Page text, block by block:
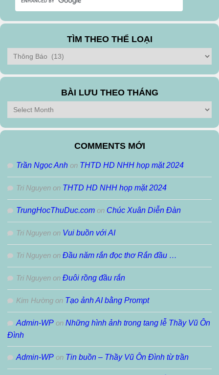
TÌM THEO THỂ LOẠI
Tìm
theo
Thể
BÀI LƯU THEO THÁNG
Bài
Lưu
Theo
COMMENTS MỚI
Trần Ngọc Anh on THTD HD NHH họp mặt 2024
Tri Nguyen on THTD HD NHH họp mặt 2024
TrungHocThuDuc.com on Chúc Xuân Diễn Đàn
Tri Nguyen on Vui buồn với AI
Tri Nguyen on Đầu năm rắn đọc thơ Rắn đầu …
Tri Nguyen on Đuôi rồng đầu rắn
Kim Hường on Tạo ảnh AI bằng Prompt
Admin-WP on Những hình ảnh trong tang lễ Thầy Vũ Ôn
Đình
Admin-WP on Tin buồn – Thầy Vũ Ôn Đình từ trần